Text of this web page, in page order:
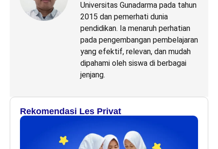
Universitas Gunadarma pada tahun
2015 dan pemerhati dunia
pendidikan. Ia menaruh perhatian
pada pengembangan pembelajaran
yang efektif, relevan, dan mudah
dipahami oleh siswa di berbagai
jenjang.
Rekomendasi Les Privat